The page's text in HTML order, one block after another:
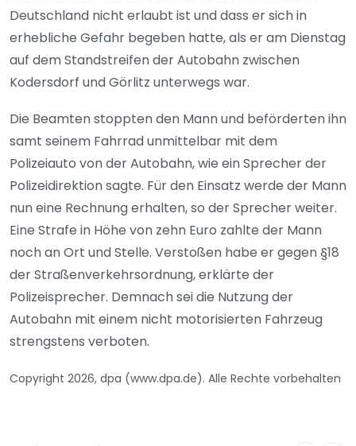
Deutschland nicht erlaubt ist und dass er sich in
erhebliche Gefahr begeben hatte, als er am Dienstag
auf dem Standstreifen der Autobahn zwischen
Kodersdorf und Görlitz unterwegs war.
Die Beamten stoppten den Mann und beförderten ihn
samt seinem Fahrrad unmittelbar mit dem
Polizeiauto von der Autobahn, wie ein Sprecher der
Polizeidirektion sagte. Für den Einsatz werde der Mann
nun eine Rechnung erhalten, so der Sprecher weiter.
Eine Strafe in Höhe von zehn Euro zahlte der Mann
noch an Ort und Stelle. Verstoßen habe er gegen §18
der Straßenverkehrsordnung, erklärte der
Polizeisprecher. Demnach sei die Nutzung der
Autobahn mit einem nicht motorisierten Fahrzeug
strengstens verboten.
Copyright 2026, dpa (www.dpa.de). Alle Rechte vorbehalten